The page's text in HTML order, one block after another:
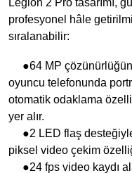
profesyonel hâle
sıralanabilir:
●64 MP
oyuncu telefonunda
otomatik odaklama
yer alır.
●2 LED flaş
piksel video çekim
●24 fps video kaydı